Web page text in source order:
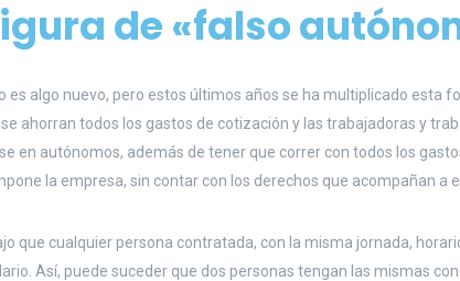
de «falso
es algo nuevo, pero estos últimos años se ha multiplicado esta
se ahorran todos los gastos de cotización y las trabajadoras y
en autónomos, además de tener que correr con todos los
la empresa, sin contar con los derechos que acompañan a
que cualquier persona contratada, con la misma jornada,
Así, puede suceder que dos personas tengan las mismas